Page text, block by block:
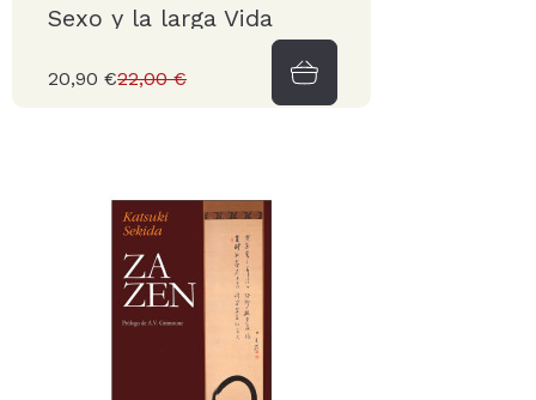
Sexo y la larga Vida
20,90 €22,00 €